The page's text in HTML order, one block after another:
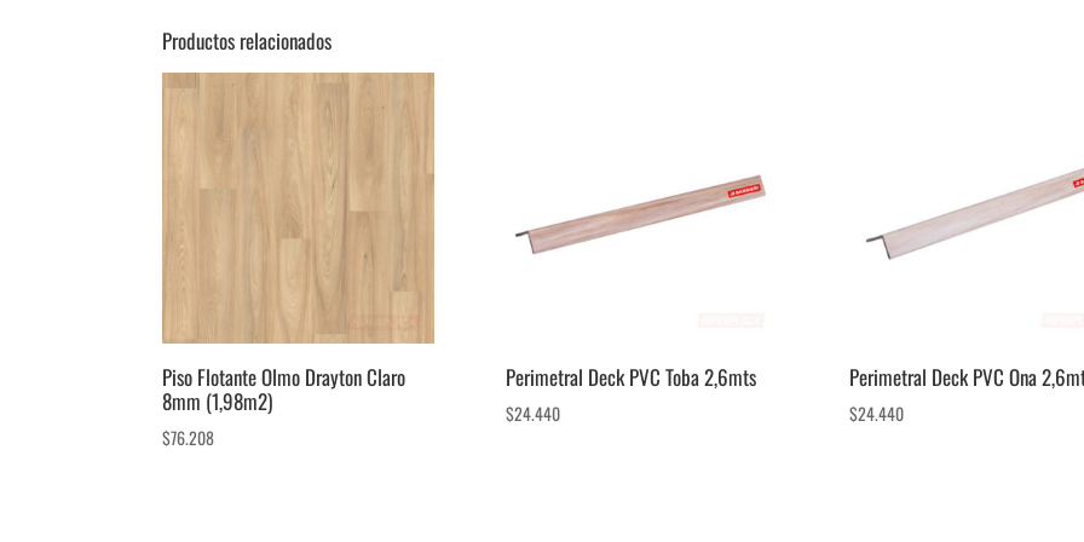
Productos relacionados
Piso Flotante Olmo Drayton Claro
8mm (1,98m2)
$76.208
Perimetral Deck PVC Toba 2,6mts
$24.440
Perimetral Deck PVC Ona
$24.440